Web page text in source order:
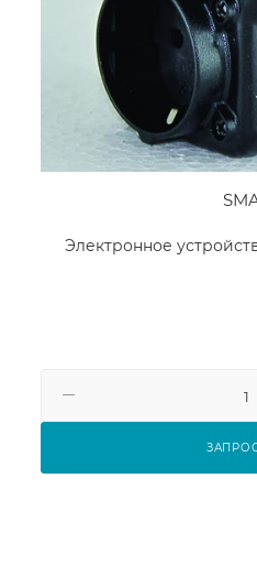
Электронное